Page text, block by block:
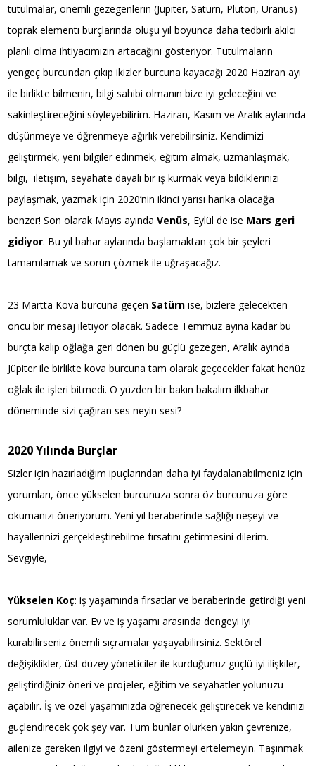
tutulmalar, önemli gezegenlerin (Jüpiter, Satürn, Plüton, Uranüs)
toprak elementi burçlarında oluşu yıl boyunca daha tedbirli akılcı
planlı olma ihtiyacımızın artacağını gösteriyor. Tutulmaların
yengeç burcundan çıkıp ikizler burcuna kayacağı 2020 Haziran ayı
ile birlikte bilmenin, bilgi sahibi olmanın bize iyi geleceğini ve
sakinleştireceğini söyleyebilirim. Haziran, Kasım ve Aralık aylarında
düşünmeye ve öğrenmeye ağırlık verebilirsiniz. Kendimizi
geliştirmek, yeni bilgiler edinmek, eğitim almak, uzmanlaşmak,
bilgi, iletişim, seyahate dayalı bir iş kurmak veya bildiklerinizi
paylaşmak, yazmak için 2020’nin ikinci yarısı harika olacağa
benzer! Son olarak Mayıs ayındaVenüs, Eylül de ise Mars geri
gidiyor. Bu yıl bahar aylarında başlamaktan çok bir şeyleri
tamamlamak ve sorun çözmek ile uğraşacağız.
23 Martta Kova burcuna geçen Satürn ise, bizlere gelecekten
öncü bir mesaj iletiyor olacak. Sadece Temmuz ayına kadar bu
burçta kalıp oğlağa geri dönen bu güçlü gezegen, Aralık ayında
Jüpiter ile birlikte kova burcuna tam olarak geçecekler fakat henüz
oğlak ile işleri bitmedi. O yüzden bir bakın bakalım ilkbahar
döneminde sizi çağıran ses neyin sesi?
2020 Yılında Burçlar
Sizler için hazırladığım ipuçlarından daha iyi faydalanabilmeniz için
yorumları, önce yükselen burcunuza sonra öz burcunuza göre
okumanızı öneriyorum. Yeni yıl beraberinde sağlığı neşeyi ve
hayallerinizi gerçekleştirebilme fırsatını getirmesini dilerim.
Sevgiyle,
Yükselen Koç: iş yaşamında fırsatlar ve beraberinde getirdiği yeni
sorumluluklar var. Ev ve iş yaşamı arasında dengeyi iyi
kurabilirseniz önemli sıçramalar yaşayabilirsiniz. Sektörel
değişiklikler, üst düzey yöneticiler ile kurduğunuz güçlü-iyi ilişkiler,
geliştirdiğiniz öneri ve projeler, eğitim ve seyahatler yolunuzu
açabilir. İş ve özel yaşamınızda öğrenecek geliştirecek ve kendinizi
güçlendirecek çok şey var. Tüm bunlar olurken yakın çevrenize,
ailenize gereken ilgiyi ve özeni göstermeyi ertelemeyin. Taşınmak